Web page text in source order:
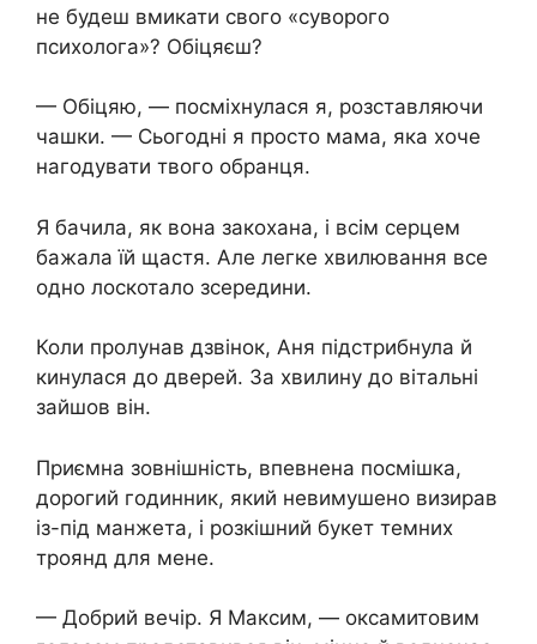
не будеш вмикати свого «суворого
психолога»? Обіцяєш?
— Обіцяю, — посміхнулася я, розставляючи
чашки. — Сьогодні я просто мама, яка хоче
нагодувати твого обранця.
Я бачила, як вона закохана, і всім серцем
бажала їй щастя. Але легке хвилювання все
одно лоскотало зсередини.
Коли пролунав дзвінок, Аня підстрибнула й
кинулася до дверей. За хвилину до вітальні
зайшов він.
Приємна зовнішність, впевнена посмішка,
дорогий годинник, який невимушено визирав
із-під манжета, і розкішний букет темних
троянд для мене.
— Добрий вечір. Я Максим, — оксамитовим